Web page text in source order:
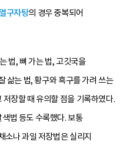
열구자탕의 경우 중복되어
법, 뼈 가는 법, 고깃국을
삶는 법, 황구와 흑구를 가려 쓰는
장할 때 유의할 점을 기록하였다.
법 등도 수록했다. 보통
소나 과일 저장법은 실리지